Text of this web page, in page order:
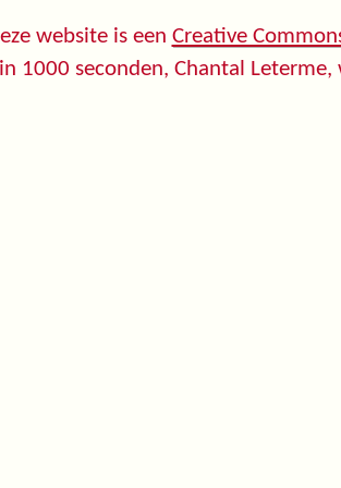
website is een Creative
1000 seconden, Chantal